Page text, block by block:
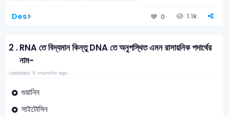
Des 0 1.1k
2 .RNA তে বিদ্যমান কিন্তু DNA তে অনুপস্থিত এমন রাসায়নিক পদার্থের
নাম-
Updated: 6 months ago
গুয়ানিন
সাইটোসিন